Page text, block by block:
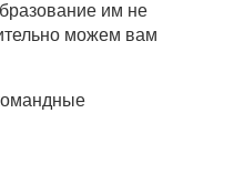
им не
можем вам